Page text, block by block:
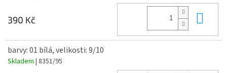
390 Kč
barvy: 01 bílá, velikosti: 9/10
Skladem | 8351/95